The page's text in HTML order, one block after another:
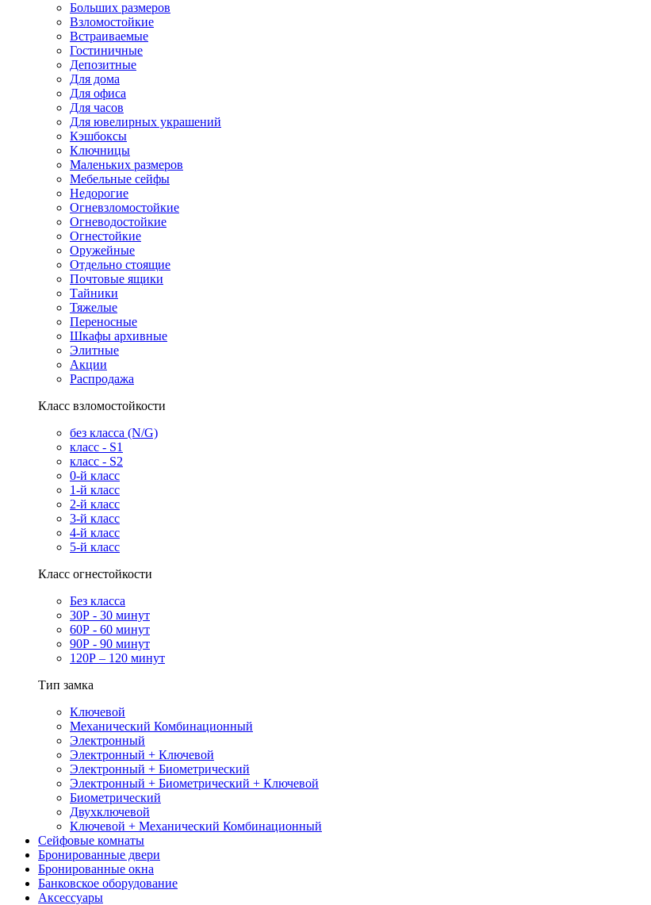
Больших размеров
Взломостойкие
Встраиваемые
Гостиничные
Депозитные
Для дома
Для офиса
Для часов
Для ювелирных украшений
Кэшбоксы
Ключницы
Маленьких размеров
Мебельные сейфы
Недорогие
Огневзломостойкие
Огневодостойкие
Огнестойкие
Оружейные
Отдельно стоящие
Почтовые ящики
Тайники
Тяжелые
Переносные
Шкафы архивные
Элитные
Акции
Распродажа
Класс взломостойкости
без класса (N/G)
класс - S1
класс - S2
0-й класс
1-й класс
2-й класс
3-й класс
4-й класс
5-й класс
Класс огнестойкости
Без класса
30Р - 30 минут
60Р - 60 минут
90Р - 90 минут
120Р – 120 минут
Тип замка
Ключевой
Механический Комбинационный
Электронный
Электронный + Ключевой
Электронный + Биометрический
Электронный + Биометрический + Ключевой
Биометрический
Двухключевой
Ключевой + Механический Комбинационный
Сейфовые комнаты
Бронированные двери
Бронированные окна
Банковское оборудование
Аксессуары